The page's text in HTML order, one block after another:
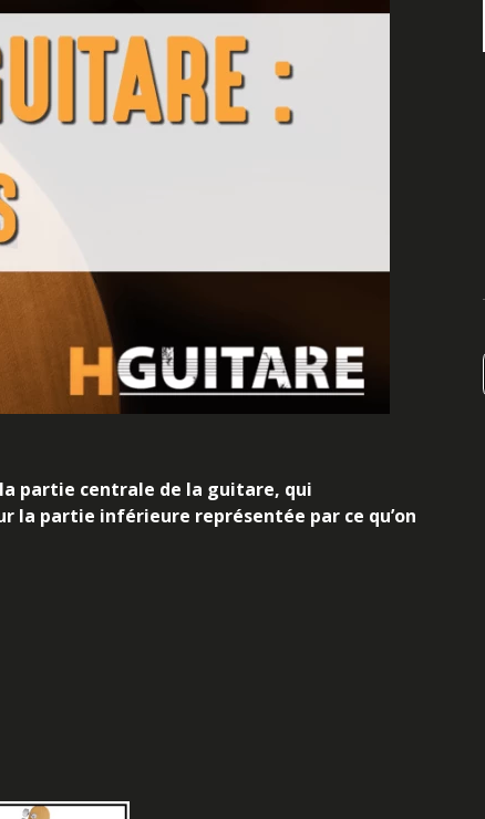
partie centrale de la guitare, qui
la partie inférieure représentée par ce qu’on